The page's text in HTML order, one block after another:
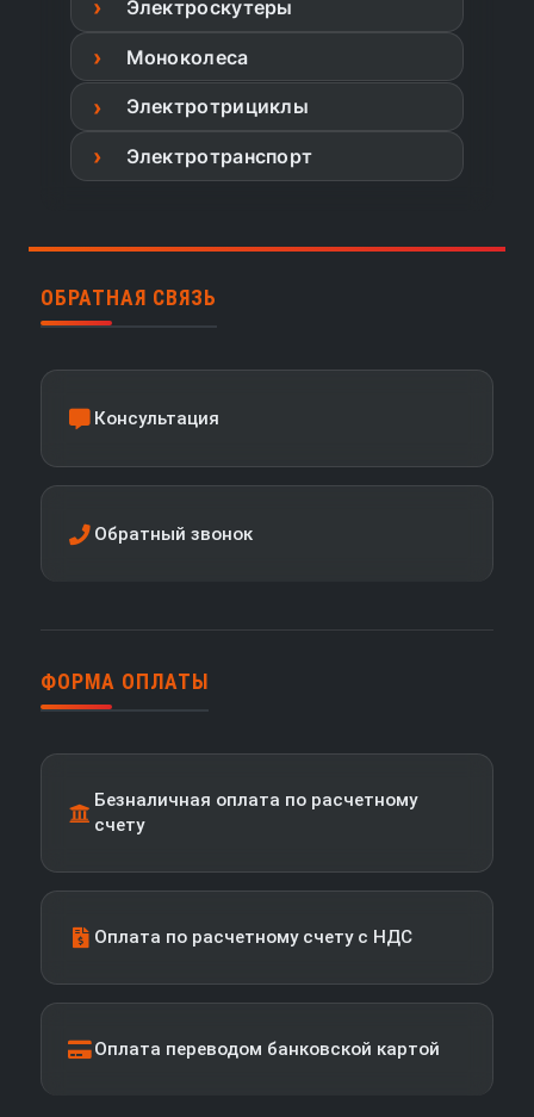
Электроскутеры
Моноколеса
Электротрициклы
Электротранспорт
ОБРАТНАЯ СВЯЗЬ
Консультация
Обратный звонок
ФОРМА ОПЛАТЫ
Безналичная оплата по расчетному
счету
Оплата по расчетному счету с НДС
Оплата переводом банковской картой